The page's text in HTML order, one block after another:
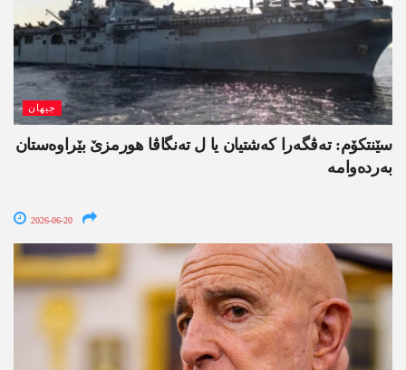
جیھان
سێنتکۆم: تەڤگەرا کەشتیان یا ل تەنگاڤا ھورمزێ بێراوەستان
بەردەوامە
2026-06-20